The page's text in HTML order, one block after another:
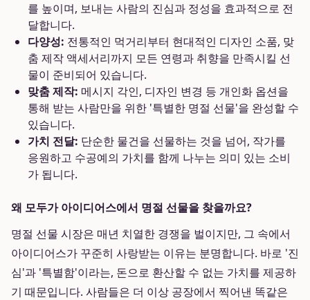
를 높이며, 보내는 사람의 진심과 정성을 효과적으로 전
달합니다.
다양성: 전통적인 먹거리부터 현대적인 디자인 소품, 맞
춤 제작 액세서리까지 모든 연령과 취향을 만족시킬 선
물이 준비되어 있습니다.
맞춤 제작: 메시지 각인, 디자인 변경 등 개인화 옵션을
통해 받는 사람만을 위한 '특별한 명절 선물'을 완성할 수
있습니다.
가치 전달: 단순한 물건을 선물하는 것을 넘어, 작가를
응원하고 수공예의 가치를 함께 나누는 의미 있는 소비
가 됩니다.
왜 모두가 아이디어스에서 명절 선물을 찾을까요?
명절 선물 시장은 매년 치열한 경쟁을 벌이지만, 그 속에서
아이디어스가 꾸준히 사랑받는 이유는 분명합니다. 바로 '진
심'과 '특별함'이라는, 돈으로 환산할 수 없는 가치를 제공하
기 때문입니다. 사람들은 더 이상 공장에서 찍어낸 똑같은